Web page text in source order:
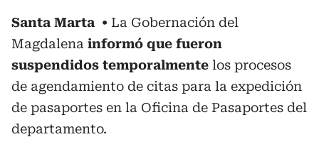
Santa Marta
La Gobernación del
Magdalena informó que fueron
suspendidos temporalmente los procesos
de agendamiento de citas para la expedición
de pasaportes en la Oficina de Pasaportes del
departamento.